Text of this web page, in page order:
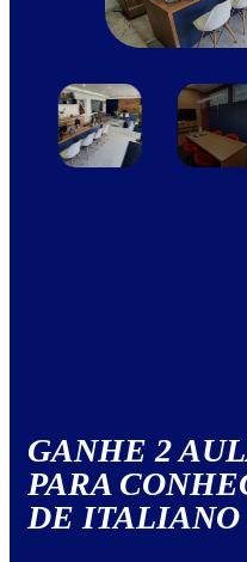
GANHE 2
PARA
DE